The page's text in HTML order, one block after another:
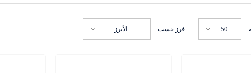
50 فرز حسب الأبرز